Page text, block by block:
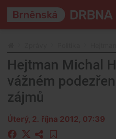
Hejtman Michal
vážném
zájmů
Úterý, 2. října 2012, 07:39